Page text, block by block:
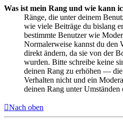
Was ist mein Rang und wie kann
Ränge, die unter deinem
wie viele Beiträge du bislang
bestimmte Benutzer wie
Normalerweise kannst du den
direkt ändern, da sie von der
wurden. Bitte schreibe keine
deinen Rang zu erhöhen —
Verhalten nicht und ein
deinen Rang unter
Nach oben